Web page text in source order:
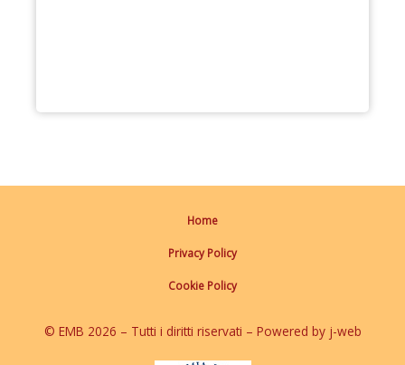
Home
Privacy Policy
Cookie Policy
© EMB 2026 – Tutti i diritti riservati – Powered by j-web